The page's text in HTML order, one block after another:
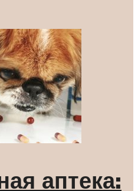
аптека: